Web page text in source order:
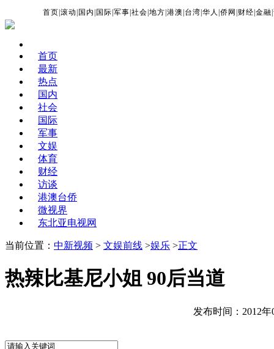
首页 |滚动 国内 国际 |军事 |社会 |地方 |港澳 台湾 |华人 |侨网 财经 |金融 |
首页
最新
热点
国内
社会
国际
军事
文娱
体育
财经
访谈
港澳台侨
微视界
东北亚电视网
当前位置： 中新视频 > 文娱前线 >娱乐 >正文
热辣比基尼小姐 90后当道
发布时间：2012年